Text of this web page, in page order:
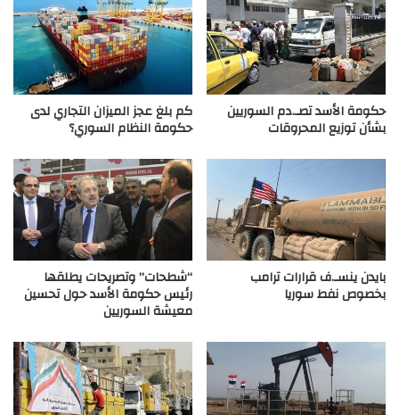
حكومة الأسد تصـ.دم السوريين
بشأن توزيع المحروقات
كم بلغ عجز الميزان التجاري لدى
حكومة النظام السوري؟
بايدن ينسـ.ف قرارات ترامب
بخصوص نفط سوريا
“شطحات” وتصريحات يطلقها
رئيس حكومة الأسد حول تحسين
معيشة السوريين